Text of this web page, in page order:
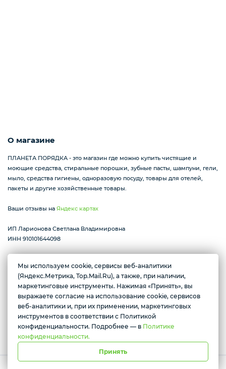
О магазине
ПЛАНЕТА ПОРЯДКА - это магазин где можно купить чистящие и
моющие средства, стиральные порошки, зубные пасты, шампуни, гели,
мыло, средства гигиены, одноразовую посуду, товары для отелей,
пакеты и другие хозяйственные товары.
Ваши отзывы на Яндекс картах
ИП Ларионова Светлана Владимировна
ИНН 910101644098
Республика Крым г. Алушта ул. Виноградная 32
пн-вс с 07:30 до 17:00
Условия доставки
Мы используем cookie, сервисы веб-аналитики
(Яндекс.Метрика, Top.Mail.Ru), а также, при наличии,
маркетинговые инструменты. Нажимая «Принять», вы
выражаете согласие на использование cookie, сервисов
веб-аналитики и, при их применении, маркетинговых
инструментов в соответствии с Политикой
конфиденциальности. Подробнее — в Политике
конфиденциальности.
Принять
Желаете подозвать сотрудника
Нет